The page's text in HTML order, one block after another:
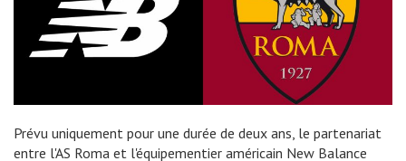
Prévu uniquement pour une durée de deux ans, le partenariat
entre l'AS Roma et l'équipementier américain New Balance